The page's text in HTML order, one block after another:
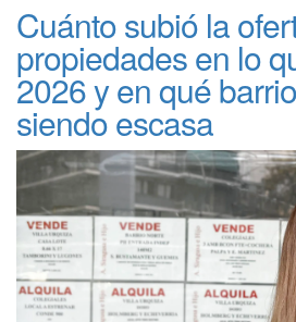
Cuánto subió la
propiedades en lo
2026 y en qué
siendo escasa